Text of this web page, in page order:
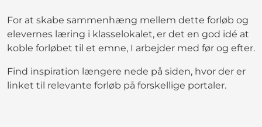
For at skabe sammenhæng mellem dette forløb og
elevernes læring i klasselokalet, er det en god idé at
koble forløbet til et emne, I arbejder med før og efter.
Find inspiration længere nede på siden, hvor der er
linket til relevante forløb på forskellige portaler.